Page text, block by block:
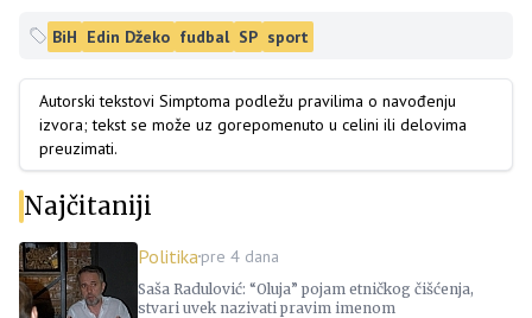
BiH Edin Džeko fudbal SP sport
Autorski tekstovi Simptoma podležu pravilima o navođenju
izvora; tekst se može uz gorepomenuto u celini ili delovima
preuzimati.
Najčitaniji
Politika pre 4 dana
Saša Radulović: “Oluja” pojam etničkog čišćenja,
stvari uvek nazivati pravim imenom